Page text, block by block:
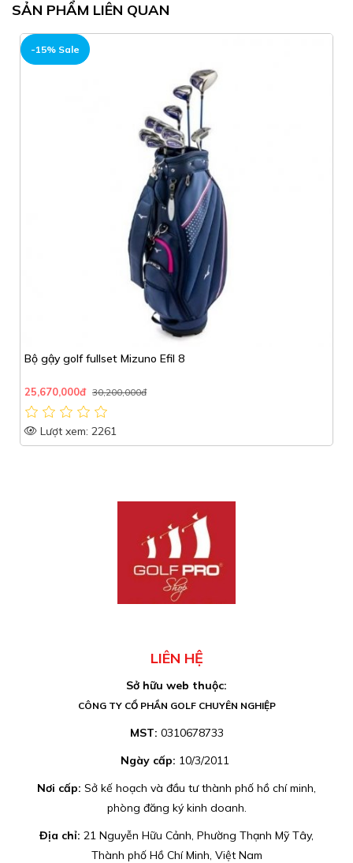
SẢN PHẨM LIÊN QUAN
-15% Sale
Bộ gậy golf fullset Mizuno Efil 8
25,670,000đ 30,200,000đ
Lượt xem: 2261
LIÊN HỆ
Sở hữu web thuộc:
CÔNG TY CỔ PHẦN GOLF CHUYÊN NGHIỆP
MST: 0310678733
Ngày cấp: 10/3/2011
Nơi cấp: Sở kế hoạch và đầu tư thành phố hồ chí minh,
phòng đăng ký kinh doanh.
Địa chỉ: 21 Nguyễn Hữu Cảnh, Phường Thạnh Mỹ Tây,
Thành phố Hồ Chí Minh, Việt Nam